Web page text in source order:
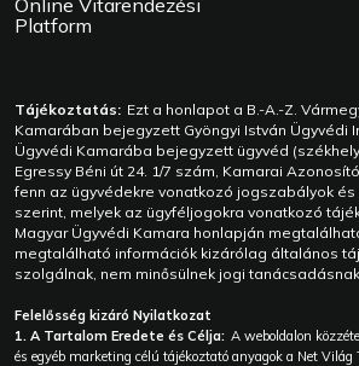
Platform
Tájékoztatás: Ezt a honlapot a B.-A.-Z.
Kamarában bejegyzett Gyöngyi István Ügyvédi
Ügyvédi Kamarába bejegyzett ügyvéd
Egressy Béni út 24. 1/7 szám, Kamarai
fenn az ügyvédekre vonatkozó jogszabályok
szerint, melyek az ügyféljogokra vonatkozó
Magyar Ügyvédi Kamara honlapján
megtalálható információk kizárólag általános
szolgálnak, nem minősülnek jogi tanácsadásnak.
Felelősség kizáró Nyilatkozat
1. A Tartalom Eredete és Célja: A weboldalon
és egyéb marketing célú tájékoztató anyagok a Net Világ